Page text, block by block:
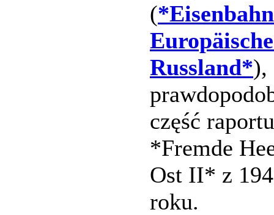
(
Russland*),
część raportu
*Fremde
Ost II* z
roku.